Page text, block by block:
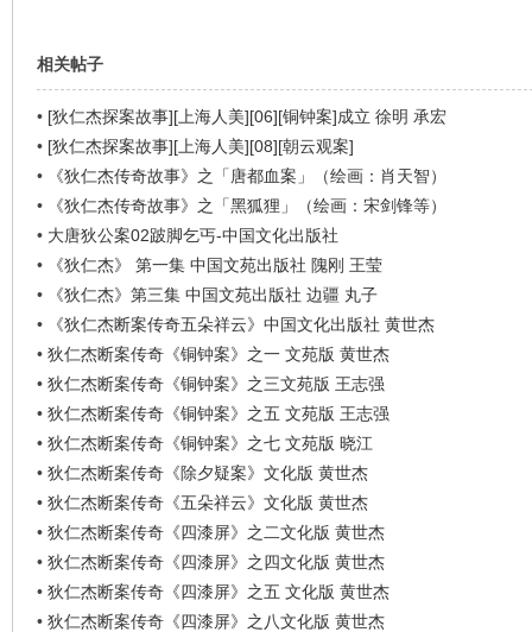
相关帖子
• [狄仁杰探案故事][上海人美][06][铜钟案]成立 徐明 承宏
• [狄仁杰探案故事][上海人美][08][朝云观案]
•
《狄仁杰传奇故事》之「唐都血案」（绘画：肖天智）
•
《狄仁杰传奇故事》之「黑狐狸」（绘画：宋剑锋等）
• 大唐狄公案02跛脚乞丐-中国文化出版社
•
《狄仁杰》 第一集 中国文苑出版社 隗刚 王莹
•
《狄仁杰》第三集 中国文苑出版社 边疆 丸子
•
《狄仁杰断案传奇五朵祥云》中国文化出版社 黄世杰
• 狄仁杰断案传奇《铜钟案》之一 文苑版 黄世杰
• 狄仁杰断案传奇《铜钟案》之三文苑版 王志强
• 狄仁杰断案传奇《铜钟案》之五 文苑版 王志强
• 狄仁杰断案传奇《铜钟案》之七 文苑版 晓江
• 狄仁杰断案传奇《除夕疑案》文化版 黄世杰
• 狄仁杰断案传奇《五朵祥云》文化版 黄世杰
• 狄仁杰断案传奇《四漆屏》之二文化版 黄世杰
• 狄仁杰断案传奇《四漆屏》之四文化版 黄世杰
• 狄仁杰断案传奇《四漆屏》之五 文化版 黄世杰
• 狄仁杰断案传奇《四漆屏》之八文化版 黄世杰